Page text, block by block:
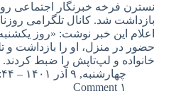
نسترن فرخه خبرنگار اجتماعی
بازداشت شد. کانال تلگرامی
اعلام این خبر نوشت: «روز
حضور در منزل، او را بازداشت و
خانواده و لپ‌تاپش را ضبط
چهارشنبه, ۹ آذر ۱۴۰۱ – ۱۵:۴۴
۱ Comment